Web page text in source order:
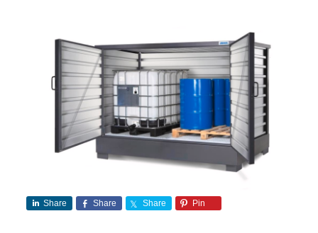
Share Share Share Pin